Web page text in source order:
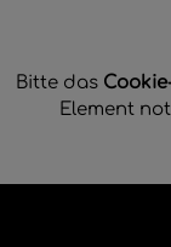
Bitte das
Element